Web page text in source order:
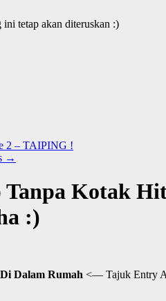
tetap akan diteruskan :)
2 – TAIPING !
→
Kotak
:)
Dalam Rumah <— Tajuk Entry